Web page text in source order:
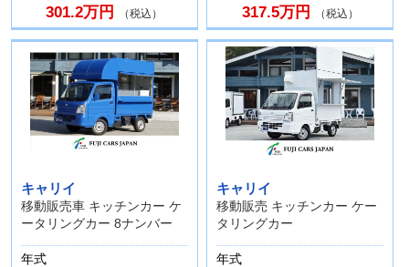
301.2万円 （税込） 317.5万円 （税込）
キャリイ
移動販売車 キッチンカー ケ
ータリングカー 8ナンバー
年式
キャリイ
移動販売 キッチンカー ケー
タリングカー
年式